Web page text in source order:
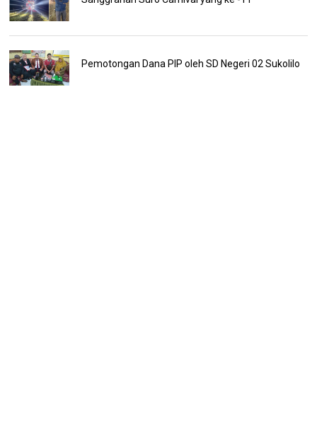
Pemotongan Dana PIP oleh SD Negeri 02 Sukolilo